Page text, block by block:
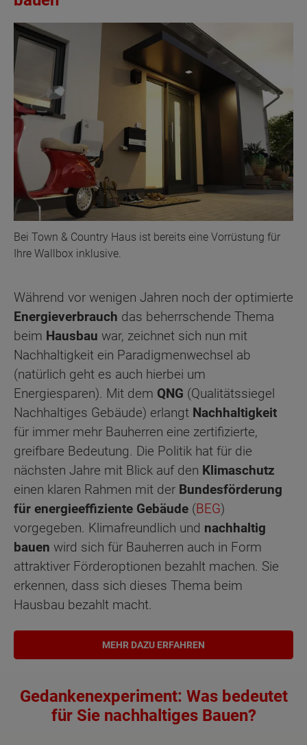
Bei Town & Country Haus ist bereits eine Vorrüstung für
Ihre Wallbox inklusive.
Während vor wenigen Jahren noch der optimierte
Energieverbrauch das beherrschende Thema
beim Hausbau war, zeichnet sich nun mit
Nachhaltigkeit ein Paradigmenwechsel ab
(natürlich geht es auch hierbei um
Energiesparen). Mit dem QNG (Qualitätssiegel
Nachhaltiges Gebäude) erlangt Nachhaltigkeit
für immer mehr Bauherren eine zertifizierte,
greifbare Bedeutung. Die Politik hat für die
nächsten Jahre mit Blick auf den Klimaschutz
einen klaren Rahmen mit der Bundesförderung
für energieeffiziente Gebäude (BEG)
vorgegeben. Klimafreundlich und nachhaltig
bauen wird sich für Bauherren auch in Form
attraktiver Förderoptionen bezahlt machen. Sie
erkennen, dass sich dieses Thema beim
Hausbau bezahlt macht.
MEHR DAZU ERFAHREN
Gedankenexperiment: Was bedeutet
für Sie nachhaltiges Bauen?